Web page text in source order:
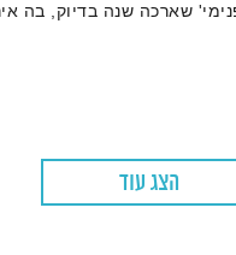
שארכה שנה בדיוק, בה
הצג עוד